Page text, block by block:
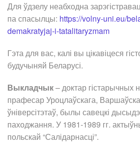
Для ўдзелу неабходна
па спасылцы: https://volny-uni.eu/
demakratyjaj-i-tatalitaryzmam
Гэта для вас, калі вы цікавіцеся
будучыняй Беларусі.
Выкладчык– доктар гістарычных
прафесар Уроцлаўскага,
ўніверсітэтаў, былы савецкі
паходжання. У 1981-1989 гг.
польскай “Салідарнасці”.